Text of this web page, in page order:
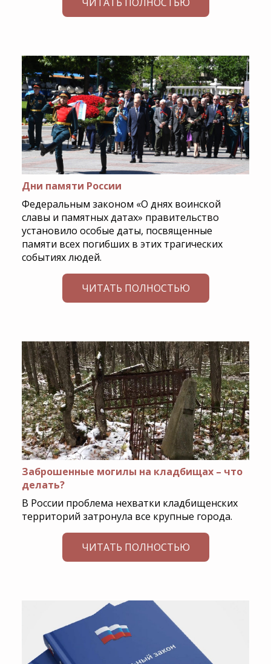
Дни памяти России
Федеральным законом «О днях воинской
славы и памятных датах» правительство
установило особые даты, посвященные
памяти всех погибших в этих трагических
событиях людей.
ЧИТАТЬ ПОЛНОСТЬЮ
Заброшенные могилы на кладбищах – что
делать?
В России проблема нехватки кладбищенских
территорий затронула все крупные города.
ЧИТАТЬ ПОЛНОСТЬЮ